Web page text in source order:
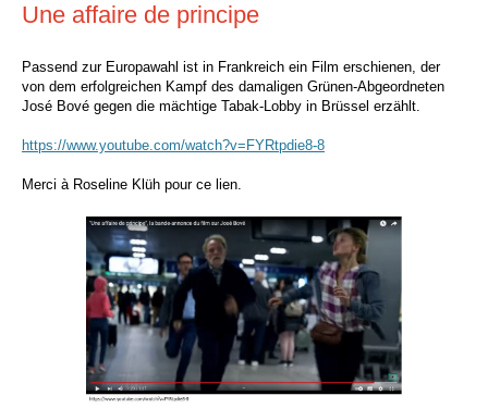
Une affaire de principe
Passend zur Europawahl ist in Frankreich ein Film erschienen, der
von dem erfolgreichen Kampf des damaligen Grünen-Abgeordneten
José Bové gegen die mächtige Tabak-Lobby in Brüssel erzählt.
https://www.youtube.com/watch?v=FYRtpdie8-8
Merci à Roseline Klüh pour ce lien.